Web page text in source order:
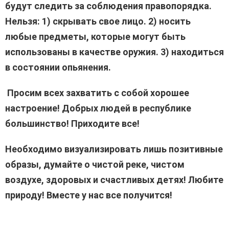
будут следить за соблюдения правопорядка.
Нельзя: 1) скрывать свое лицо. 2) носить
любые предметы, которые могут быть
использованы в качестве оружия. 3) находиться
в состоянии опьянения.
Просим всех захватить с собой хорошее
настроение! Добрых людей в республике
большинство! Приходите все!
Необходимо визуализировать лишь позитивные
образы, думайте о чистой реке, чистом
воздухе, здоровых и счастливых детях! Любите
природу! Вместе у нас все получится!